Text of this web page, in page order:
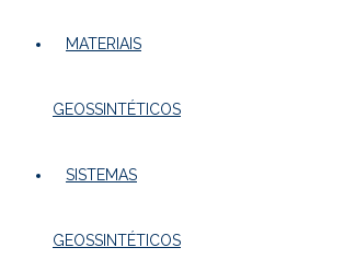
MATERIAIS
GEOSSINTÉTICOS
SISTEMAS
GEOSSINTÉTICOS